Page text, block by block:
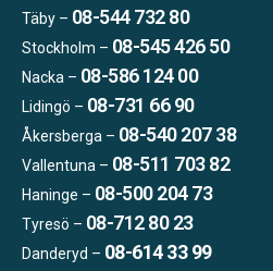
Täby – 08-544 732 80
Stockholm – 08-545 426 50
Nacka – 08-586 124 00
Lidingö – 08-731 66 90
Åkersberga – 08-540 207 38
Vallentuna – 08-511 703 82
Haninge – 08-500 204 73
Tyresö – 08-712 80 23
Danderyd – 08-614 33 99